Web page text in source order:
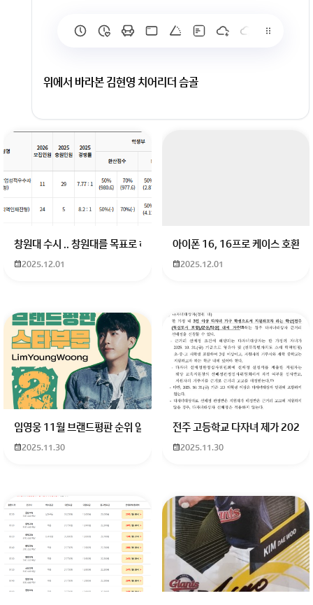
위에서 바라본 김현영 치어리더 슴골
회원가입 혹은 광고 [X]를 누르면 내용이 보입니다
창원대 수시 .. 창원대를 목표로 하고 있는 09년생입니다 지금 제 내신이 5
2025.12.01
아이폰 16, 16프로 케이스 호환
2025.12.01
임영웅 11월 브랜드평판 순위 알고싶어요 임영웅 11월 브랜드평판에서
2025.11.30
전주 고등학교 다자녀 제가 2027
2025.11.30